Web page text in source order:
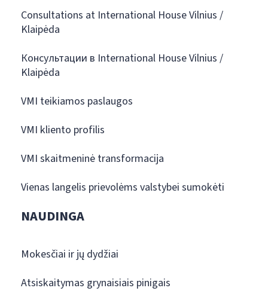
Consultations at International House Vilnius /
Klaipėda
Консультации в International House Vilnius /
Klaipėda
VMI teikiamos paslaugos
VMI kliento profilis
VMI skaitmeninė transformacija
Vienas langelis prievolėms valstybei sumokėti
NAUDINGA
Mokesčiai ir jų dydžiai
Atsiskaitymas grynaisiais pinigais